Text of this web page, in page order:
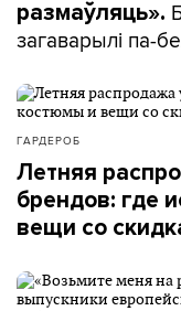
размаўляць».
загаварылі па-
ГАРДЕРОБ
Летняя
брендов: где
вещи со